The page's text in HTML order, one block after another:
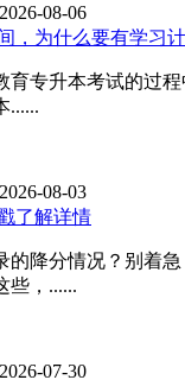
2026-08-06
，为什么要有学习
育专升本考试的过
......
2026-08-03
了解详情
降分情况？别着
些，......
2026-07-30